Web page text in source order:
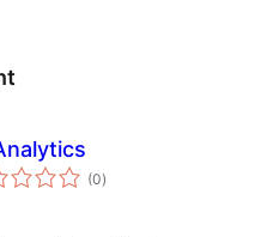
(0საერთო
რეიტინგი
)